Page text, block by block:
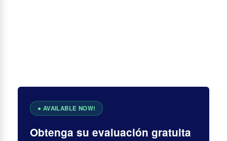
Obtenga su evaluación gratuita